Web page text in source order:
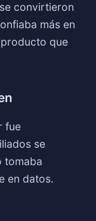
convirtieron
más en
que
fue
se
tomaba
en datos.